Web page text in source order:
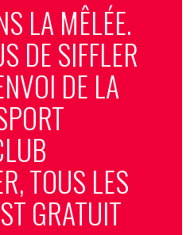
LA MÊLÉE.
DE SIFFLER
DE LA
TOUS LES
GRATUIT